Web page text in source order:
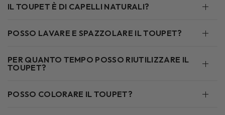
IL TOUPET È DI CAPELLI NATURALI?
POSSO LAVARE E SPAZZOLARE IL TOUPET?
PER QUANTO TEMPO POSSO RIUTILIZZARE IL
TOUPET?
POSSO COLORARE IL TOUPET?